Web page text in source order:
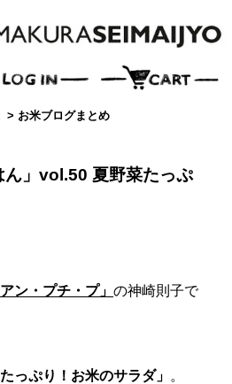
> お米ブログまとめ
ん」vol.50 夏野菜たっぷ
ン・プチ・プ」 の神崎則子で
たっぷり！お米のサラダ」 。